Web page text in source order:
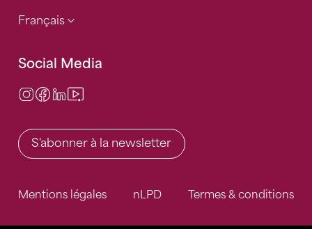
Français
Social Media
Instagram
Facebook
LinkedIn
S'abonner à la newsletter
Mentions légales nLPD Termes & conditions